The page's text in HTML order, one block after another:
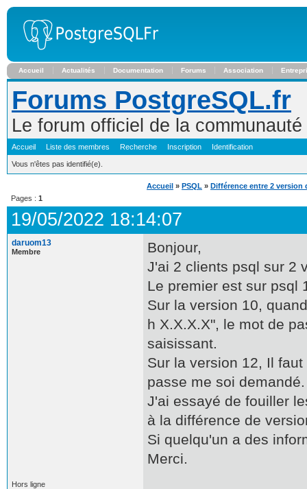
Accueil Actualités Documentation Forums Association
Forums PostgreSQL.fr
Le forum officiel de la
Accueil Liste des membres Recherche Inscription Identification
Vous n'êtes pas identifié(e).
Accueil » PSQL » Différence entre 2 version
Pages : 1
19/05/2022 18:14:07
daruom13
Membre
Bonjour,
J'ai 2 clients psql sur 2
Le premier est sur psql
Sur la version 10,
h X.X.X.X", le mot de
saisissant.
Sur la version 12, Il
passe me soi demandé.
J'ai essayé de fouiller
à la différence de
Si quelqu'un a des
Merci.
Hors ligne